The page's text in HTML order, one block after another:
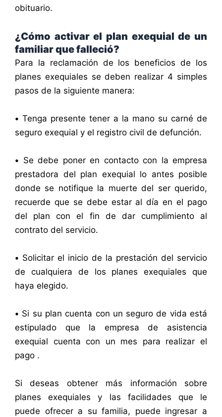
obituario.
¿Cómo activar el plan exequial de un
familiar que falleció?
Para la reclamación de los beneficios de los
planes exequiales se deben realizar 4 simples
pasos de la siguiente manera:
• Tenga presente tener a la mano su carné de
seguro exequial y el registro civil de defunción.
• Se debe poner en contacto con la empresa
prestadora del plan exequial lo antes posible
donde se notifique la muerte del ser querido,
recuerde que se debe estar al día en el pago
del plan con el fin de dar cumplimiento al
contrato del servicio.
• Solicitar el inicio de la prestación del servicio
de cualquiera de los planes exequiales que
haya elegido.
• Si su plan cuenta con un seguro de vida está
estipulado que la empresa de asistencia
exequial cuenta con un mes para realizar el
pago .
Si deseas obtener más información sobre
planes exequiales y las facilidades que le
puede ofrecer a su familia, puede ingresar a